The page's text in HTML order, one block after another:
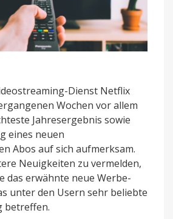
Dienst Netflix
Wochen vor allem
Jahresergebnis sowie
eines neuen
Abos auf sich aufmerksam.
Neuigkeiten zu vermelden,
das erwähnte neue Werbe-
unter den Usern sehr beliebte
betreffen.